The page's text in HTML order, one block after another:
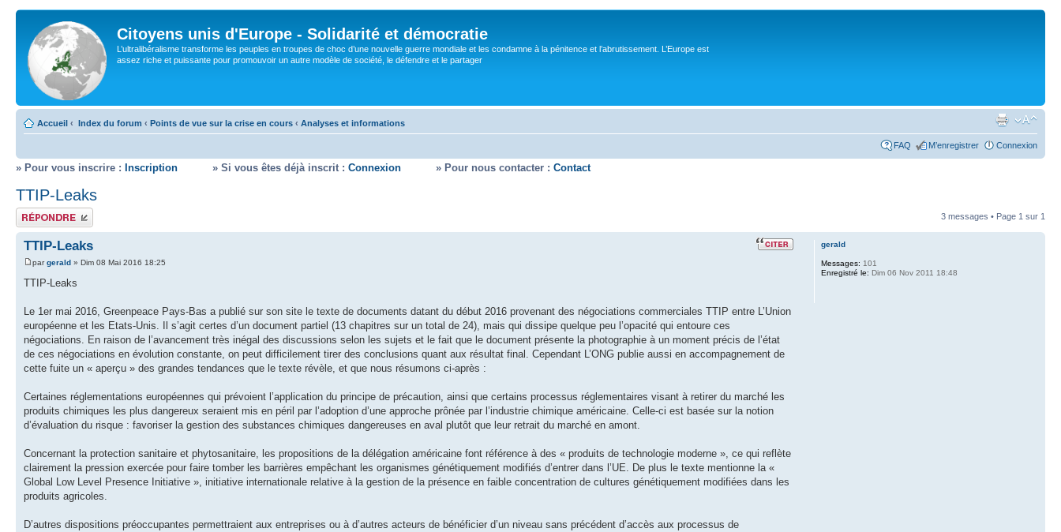
Citoyens unis d'Europe - Solidarité et démocratie
L’ultralibéralisme transforme les peuples en troupes de choc d’une nouvelle guerre mondiale et les condamne à la pénitence et l’abrutissement. L’Europe est
assez riche et puissante pour promouvoir un autre modèle de société, le défendre et le partager
Accueil ‹ Index du forum ‹ Points de vue sur la crise en cours ‹ Analyses et informations
FAQ M’enregistrer Connexion
» Pour vous inscrire : Inscription » Si vous êtes déjà inscrit : Connexion » Pour nous contacter : Contact
TTIP-Leaks
Répondre 3 messages • Page 1 sur 1
TTIP-Leaks
pargerald » Dim 08 Mai 2016 18:25
TTIP-Leaks
Le 1er mai 2016, Greenpeace Pays-Bas a publié sur son site le texte de documents datant du début 2016 provenant des négociations commerciales TTIP entre L’Union
européenne et les Etats-Unis. Il s’agit certes d’un document partiel (13 chapitres sur un total de 24), mais qui dissipe quelque peu l’opacité qui entoure ces
négociations. En raison de l’avancement très inégal des discussions selon les sujets et le fait que le document présente la photographie à un moment précis de l’état
de ces négociations en évolution constante, on peut difficilement tirer des conclusions quant aux résultat final. Cependant L’ONG publie aussi en accompagnement de
cette fuite un « aperçu » des grandes tendances que le texte révèle, et que nous résumons ci-après :
Certaines réglementations européennes qui prévoient l’application du principe de précaution, ainsi que certains processus réglementaires visant à retirer du marché les
produits chimiques les plus dangereux seraient mis en péril par l’adoption d’une approche prônée par l’industrie chimique américaine. Celle-ci est basée sur la notion
d’évaluation du risque : favoriser la gestion des substances chimiques dangereuses en aval plutôt que leur retrait du marché en amont.
Concernant la protection sanitaire et phytosanitaire, les propositions de la délégation américaine font référence à des « produits de technologie moderne », ce qui reflète
clairement la pression exercée pour faire tomber les barrières empêchant les organismes génétiquement modifiés d’entrer dans l’UE. De plus le texte mentionne la «
Global Low Level Presence Initiative », initiative internationale relative à la gestion de la présence en faible concentration de cultures génétiquement modifiées dans les
produits agricoles.
D’autres dispositions préoccupantes permettraient aux entreprises ou à d’autres acteurs de bénéficier d’un niveau sans précédent d’accès aux processus de
gerald
Messages: 101
Enregistré le: Dim 06 Nov 2011 18:48